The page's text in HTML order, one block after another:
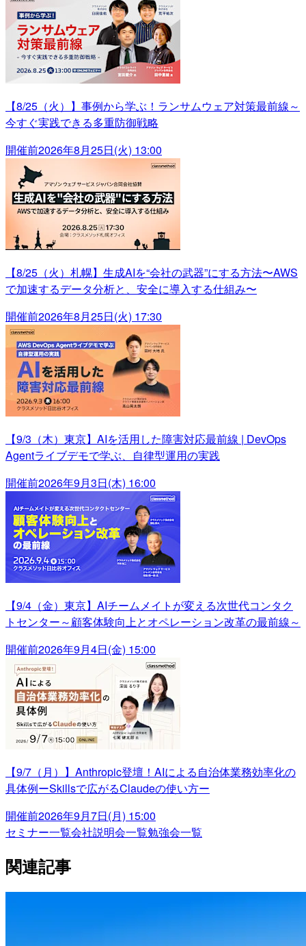
【8/25（火）】事例から学ぶ！ランサムウェア対策最前線～
今すぐ実践できる多重防御戦略
開催前2026年8月25日(火) 13:00
【8/25（火）札幌】生成AIを“会社の武器”にする方法〜AWS
で加速するデータ分析と、安全に導入する仕組み〜
開催前2026年8月25日(火) 17:30
【9/3（木）東京】AIを活用した障害対応最前線 | DevOps
Agentライブデモで学ぶ、自律型運用の実践
開催前2026年9月3日(木) 16:00
【9/4（金）東京】AIチームメイトが変える次世代コンタク
トセンター～顧客体験向上とオペレーション改革の最前線～
開催前2026年9月4日(金) 15:00
【9/7（月）】Anthropic登壇！AIによる自治体業務効率化の
具体例ーSkillsで広がるClaudeの使い方ー
開催前2026年9月7日(月) 15:00
セミナー一覧会社説明会一覧勉強会一覧
関連記事